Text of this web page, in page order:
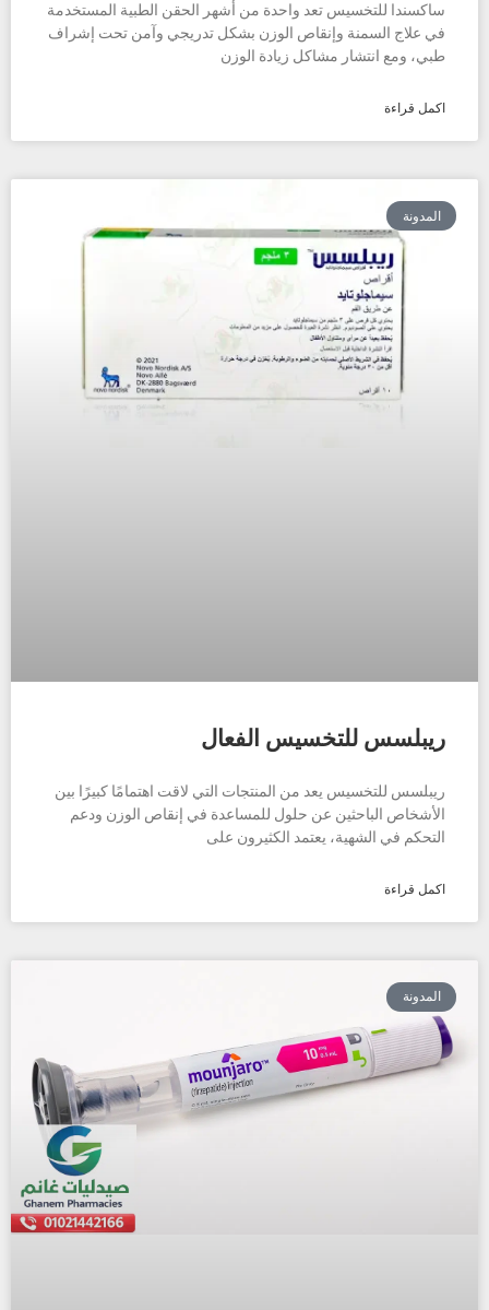
ساكسندا للتخسيس تعد واحدة من أشهر الحقن الطبية المستخدمة
في علاج السمنة وإنقاص الوزن بشكل تدريجي وآمن تحت إشراف
طبي، ومع انتشار مشاكل زيادة الوزن
اكمل قراءة
المدونة
ريبلسس للتخسيس الفعال
ريبلسس للتخسيس يعد من المنتجات التي لاقت اهتمامًا كبيرًا بين
الأشخاص الباحثين عن حلول للمساعدة في إنقاص الوزن ودعم
التحكم في الشهية، يعتمد الكثيرون على
اكمل قراءة
المدونة